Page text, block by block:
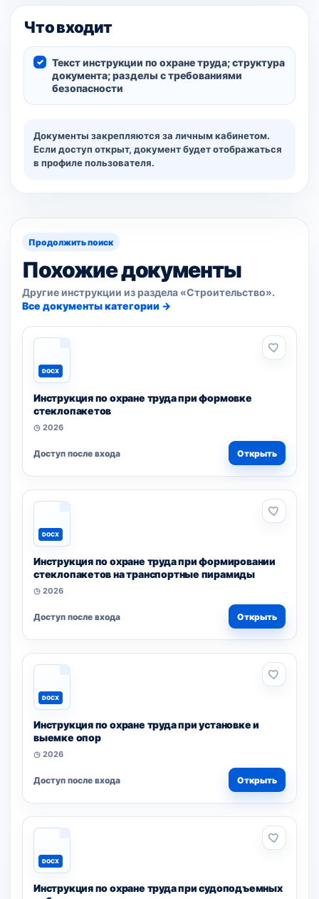
Что входит
Текст инструкции по охране труда; структура
документа; разделы с требованиями
безопасности
Документы закрепляются за личным кабинетом.
Если доступ открыт, документ будет отображаться
в профиле пользователя.
Продолжить поиск
Похожие документы
Другие инструкции из раздела «Строительство».
Все документы категории →
DOCX
Инструкция по охране труда при формовке
стеклопакетов
◷ 2026
Доступ после входа Открыть
DOCX
Инструкция по охране труда при формировании
стеклопакетов на транспортные пирамиды
◷ 2026
Доступ после входа Открыть
DOCX
Инструкция по охране труда при установке и
выемке опор
◷ 2026
Доступ после входа Открыть
DOCX
Инструкция по охране труда при судоподъемных